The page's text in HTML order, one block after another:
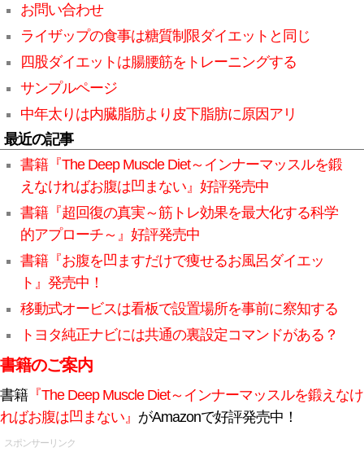
お問い合わせ
ライザップの食事は糖質制限ダイエットと同じ
四股ダイエットは腸腰筋をトレーニングする
サンプルページ
中年太りは内臓脂肪より皮下脂肪に原因アリ
最近の記事
書籍『The Deep Muscle Diet～インナーマッスルを鍛
えなければお腹は凹まない』好評発売中
書籍『超回復の真実～筋トレ効果を最大化する科学
的アプローチ～』好評発売中
書籍『お腹を凹ますだけで痩せるお風呂ダイエッ
ト』発売中！
移動式オービスは看板で設置場所を事前に察知する
トヨタ純正ナビには共通の裏設定コマンドがある？
書籍のご案内
書籍『The Deep Muscle Diet～インナーマッスルを鍛えなけ
ればお腹は凹まない』 がAmazonで好評発売中！
スポンサーリンク